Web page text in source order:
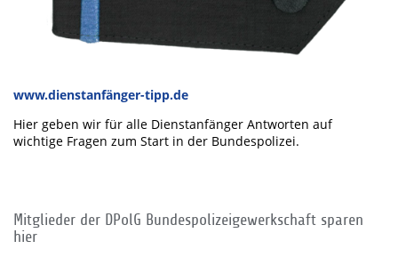
www.dienstanfänger-tipp.de
Hier geben wir für alle Dienstanfänger Antworten auf
wichtige Fragen zum Start in der Bundespolizei.
Mitglieder der DPolG Bundespolizeigewerkschaft sparen
hier